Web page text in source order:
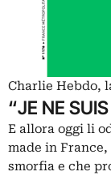
Charlie Hebdo,
“JE NE
E allora oggi li
made in
smorfia e che